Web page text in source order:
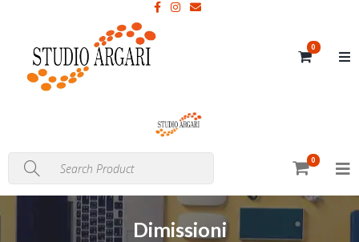
0
0
Dimissioni